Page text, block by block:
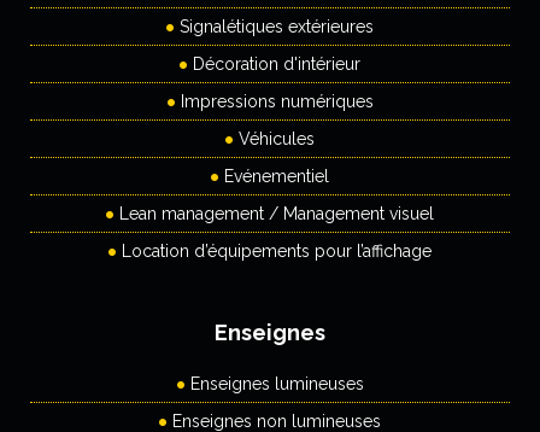
Signalétiques extérieures
Décoration d'intérieur
Impressions numériques
Véhicules
Evénementiel
Lean management / Management visuel
Location d’équipements pour l’affichage
Enseignes
Enseignes lumineuses
Enseignes non lumineuses